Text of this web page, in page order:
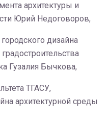
архитектуры и
Юрий Недоговоров,
дизайна
Гузалия Бычкова,
ТГАСУ,
архитектурной среды